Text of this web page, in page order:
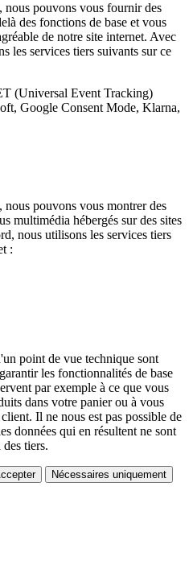
nous pouvons vous fournir des
des fonctions de base et vous
de notre site internet. Avec
les services tiers suivants sur ce
(Universal Event Tracking)
Google Consent Mode, Klarna,
nous pouvons vous montrer des
multimédia hébergés sur des sites
nous utilisons les services tiers
:
point de vue technique sont
les fonctionnalités de base
par exemple à ce que vous
dans votre panier ou à vous
Il ne nous est pas possible de
données qui en résultent ne sont
des tiers.
Nécessaires uniquement